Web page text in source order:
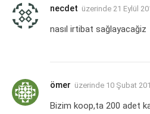
necdet üzerinde 21 Eylül
nasıl irtibat sağlayacağiz
ömer üzerinde 10 Şubat
Bizim koop,ta 200 adet